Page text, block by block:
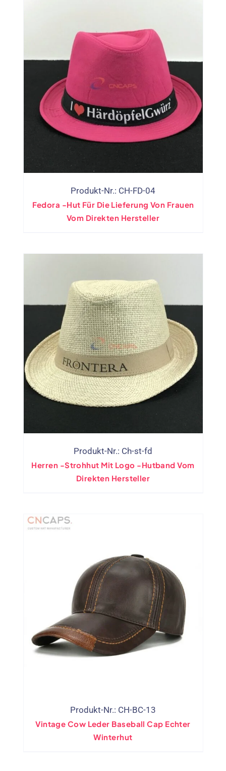
Produkt-Nr.: CH-FD-04
Fedora -Hut Für Die Lieferung Von Frauen
Vom Direkten Hersteller
Produkt-Nr.: Ch-st-fd
Herren -Strohhut Mit Logo -Hutband Vom
Direkten Hersteller
Produkt-Nr.: CH-BC-13
Vintage Cow Leder Baseball Cap Echter
Winterhut